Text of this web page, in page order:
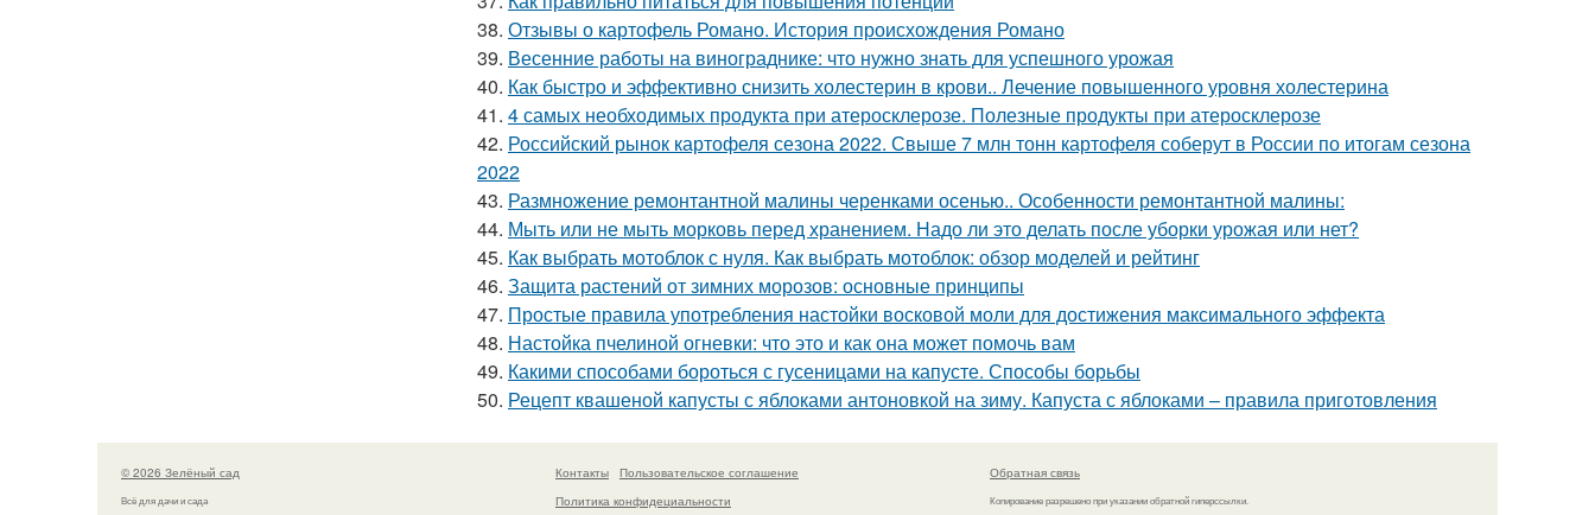
38. Отзывы о картофель Романо. История происхождения Романо
39. Весенние работы на винограднике: что нужно знать для успешного урожая
40. Как быстро и эффективно снизить холестерин в крови.. Лечение повышенного уровня холестерина
41. 4 самых необходимых продукта при атеросклерозе. Полезные продукты при атеросклерозе
42. Российский рынок картофеля сезона 2022. Свыше 7 млн тонн картофеля соберут в России по итогам сезона
2022
43. Размножение ремонтантной малины черенками осенью.. Особенности ремонтантной малины:
44. Мыть или не мыть морковь перед хранением. Надо ли это делать после уборки урожая или нет?
45. Как выбрать мотоблок с нуля. Как выбрать мотоблок: обзор моделей и рейтинг
46. Защита растений от зимних морозов: основные принципы
47. Простые правила употребления настойки восковой моли для достижения максимального эффекта
48. Настойка пчелиной огневки: что это и как она может помочь вам
49. Какими способами бороться с гусеницами на капусте. Способы борьбы
50. Рецепт квашеной капусты с яблоками антоновкой на зиму. Капуста с яблоками – правила приготовления
© 2026 Зелёный сад
Всё для дачи и сада
Контакты
Пользовательское соглашение
Политика конфидециальности
Обратная связь
Копирование разрешено при указании обратной гиперссылки.